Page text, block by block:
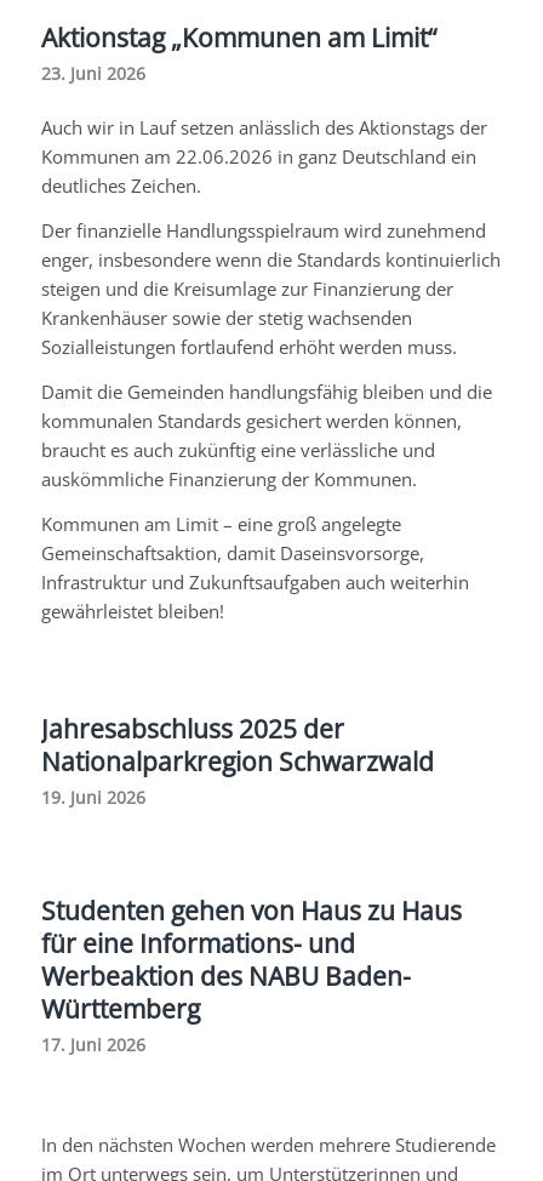
Aktionstag „Kommunen am Limit“
23. Juni 2026
Auch wir in Lauf setzen anlässlich des Aktionstags der
Kommunen am 22.06.2026 in ganz Deutschland ein
deutliches Zeichen.
Der finanzielle Handlungsspielraum wird zunehmend
enger, insbesondere wenn die Standards kontinuierlich
steigen und die Kreisumlage zur Finanzierung der
Krankenhäuser sowie der stetig wachsenden
Sozialleistungen fortlaufend erhöht werden muss.
Damit die Gemeinden handlungsfähig bleiben und die
kommunalen Standards gesichert werden können,
braucht es auch zukünftig eine verlässliche und
auskömmliche Finanzierung der Kommunen.
Kommunen am Limit – eine groß angelegte
Gemeinschaftsaktion, damit Daseinsvorsorge,
Infrastruktur und Zukunftsaufgaben auch weiterhin
gewährleistet bleiben!
Jahresabschluss 2025 der
Nationalparkregion Schwarzwald
19. Juni 2026
Studenten gehen von Haus zu Haus
für eine Informations- und
Werbeaktion des NABU Baden-
Württemberg
17. Juni 2026
In den nächsten Wochen werden mehrere Studierende
im Ort unterwegs sein, um Unterstützerinnen und